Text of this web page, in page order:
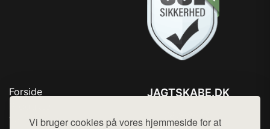
Vi bruger cookies på vores hjemmeside for at
Forside
Top Rabatter
JAGTSKABE.DK